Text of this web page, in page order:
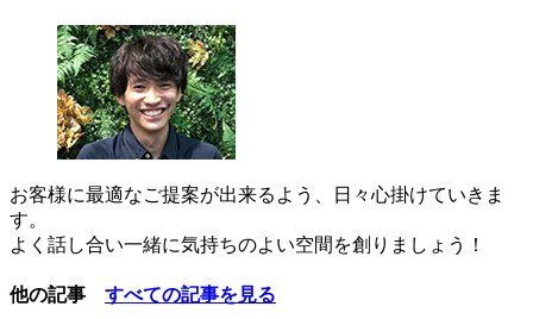
お客様に最適なご提案が出来るよう、日々心掛けていきま
す。
よく話し合い一緒に気持ちのよい空間を創りましょう！
他の記事 すべての記事を見る